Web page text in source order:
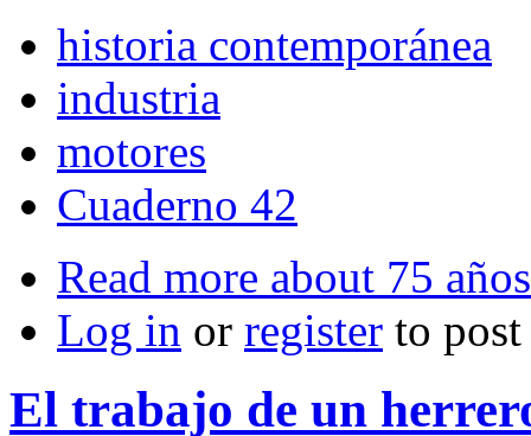
historia contemporánea
industria
motores
Cuaderno 42
Read more about 75
Log in or register to
El trabajo de un